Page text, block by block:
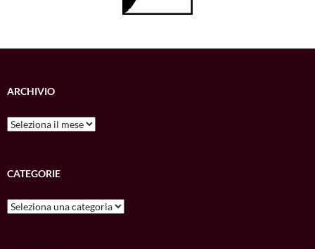
ARCHIVIO
Archivio
CATEGORIE
Categorie